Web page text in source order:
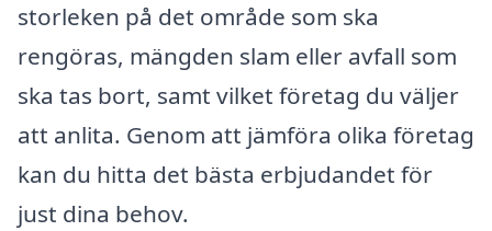
storleken på det område som ska
rengöras, mängden slam eller avfall som
ska tas bort, samt vilket företag du väljer
att anlita. Genom att jämföra olika företag
kan du hitta det bästa erbjudandet för
just dina behov.